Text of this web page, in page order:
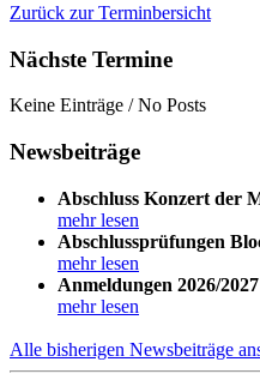
Zurück zur Terminbersicht
Nächste Termine
Keine Einträge / No Posts
Newsbeiträge
Abschluss Konzert der
mehr lesen
Abschlussprüfungen
mehr lesen
Anmeldungen 2026/2027
mehr lesen
Alle bisherigen Newsbeiträge